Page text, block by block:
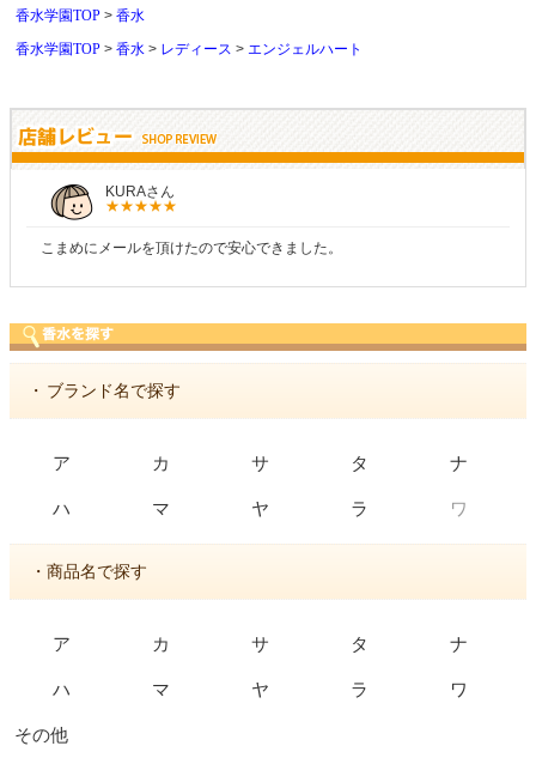
香水学園TOP
香水
香水学園TOP
香水 レディース エンジェルハート
商品が早く届いたのでよかったです。また利用させてもらいま
・ ブランド名で探す
ア カ サ タ ナ
ハ マ ヤ ラ ワ
・商品名で探す
ア カ サ タ ナ
ハ マ ヤ ラ ワ
その他